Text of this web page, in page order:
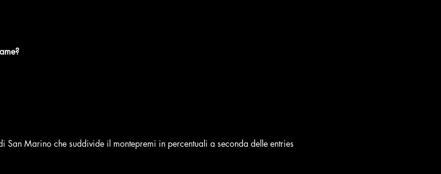
Marino che suddivide il montepremi in percentuali a seconda delle entries